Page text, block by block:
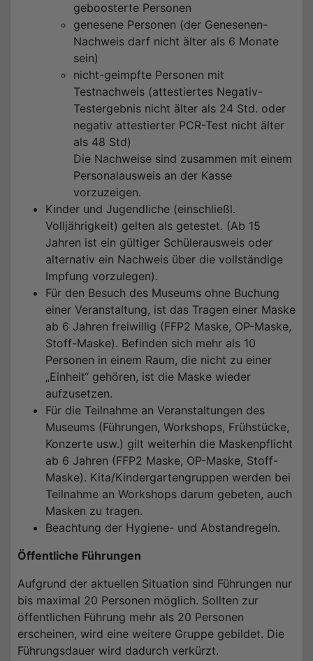
geboosterte Personen
genesene Personen (der Genesenen-
Nachweis darf nicht älter als 6 Monate
sein)
nicht-geimpfte Personen mit
Testnachweis (attestiertes Negativ-
Testergebnis nicht älter als 24 Std. oder
negativ attestierter PCR-Test nicht älter
als 48 Std)
Die Nachweise sind zusammen mit einem
Personalausweis an der Kasse
vorzuzeigen.
Kinder und Jugendliche (einschließl.
Volljährigkeit) gelten als getestet. (Ab 15
Jahren ist ein gültiger Schülerausweis oder
alternativ ein Nachweis über die vollständige
Impfung vorzulegen).
Für den Besuch des Museums ohne Buchung
einer Veranstaltung, ist das Tragen einer Maske
ab 6 Jahren freiwillig (FFP2 Maske, OP-Maske,
Stoff-Maske). Befinden sich mehr als 10
Personen in einem Raum, die nicht zu einer
„Einheit“ gehören, ist die Maske wieder
aufzusetzen.
Für die Teilnahme an Veranstaltungen des
Museums (Führungen, Workshops, Frühstücke,
Konzerte usw.) gilt weiterhin die Maskenpflicht
ab 6 Jahren (FFP2 Maske, OP-Maske, Stoff-
Maske). Kita/Kindergartengruppen werden bei
Teilnahme an Workshops darum gebeten, auch
Masken zu tragen.
Beachtung der Hygiene- und Abstandregeln.
Öffentliche Führungen
Aufgrund der aktuellen Situation sind Führungen nur
bis maximal 20 Personen möglich. Sollten zur
öffentlichen Führung mehr als 20 Personen
erscheinen, wird eine weitere Gruppe gebildet. Die
Führungsdauer wird dadurch verkürzt.